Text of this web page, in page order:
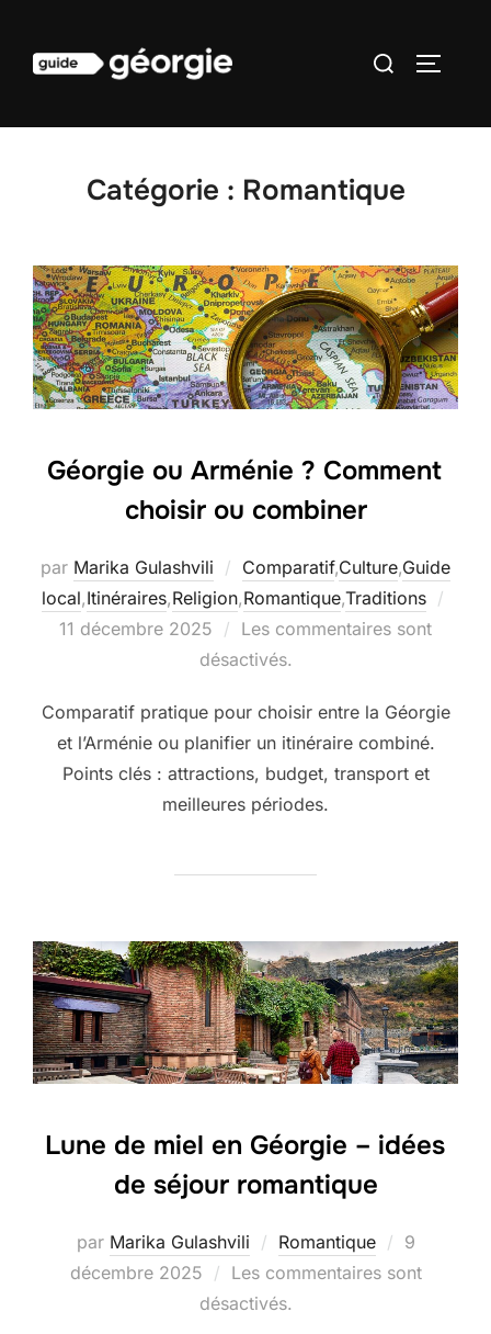
contenu
Rechercher :
Catégorie : Romantique
Géorgie ou Arménie ? Comment
choisir ou combiner
par Marika Gulashvili Comparatif,Culture,Guide
local,Itinéraires,Religion,Romantique,Traditions
11 décembre 2025
Les commentaires sont
désactivés.
Comparatif pratique pour choisir entre la Géorgie
et l’Arménie ou planifier un itinéraire combiné.
Points clés : attractions, budget, transport et
meilleures périodes.
Lune de miel en Géorgie – idées
de séjour romantique
par Marika Gulashvili Romantique
Publié
le
9
décembre 2025
Les commentaires sont
désactivés.